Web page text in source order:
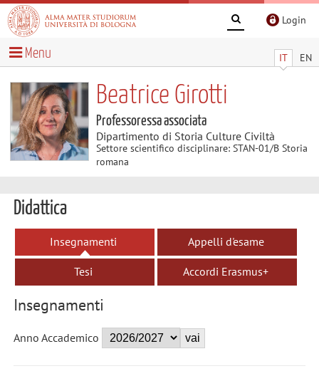
Login
IT EN
Menu
Beatrice Girotti
Professoressa associata
Dipartimento di Storia Culture Civiltà
Settore scientifico disciplinare: STAN-01/B Storia
romana
Didattica
Insegnamenti Appelli d'esame
Tesi Accordi Erasmus+
Insegnamenti
Anno Accademico